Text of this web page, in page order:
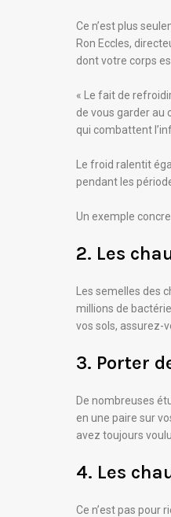
Ce n’est plus
Ron Eccles,
dont votre corps
« Le fait de
de vous garder au
qui combattent
Le froid ralentit
pendant les
Un exemple
2. Les
Les semelles des
millions de
vos sols, assurez-
3. Porter
De nombreuses
en une paire sur
avez toujours
4. Les
Ce n’est pas pour